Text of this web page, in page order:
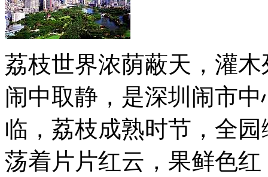
荔枝世界浓荫蔽天，灌
闹中取静，是深圳闹市
临，荔枝成熟时节，全
荡着片片红云，果鲜色